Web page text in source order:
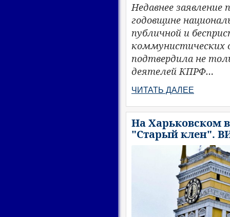
Недавнее
годовщине
публичной и
коммунистических
подтвердила не
деятелей КПРФ…
ЧИТАТЬ ДАЛЕЕ
На Харьковском
"Старый клен".